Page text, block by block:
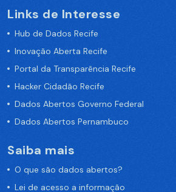
Links de Interesse
Hub de Dados Recife
Inovação Aberta Recife
Portal da Transparência Recife
Hacker Cidadão Recife
Dados Abertos Governo Federal
Dados Abertos Pernambuco
Saiba mais
O que são dados abertos?
Lei de acesso a informação